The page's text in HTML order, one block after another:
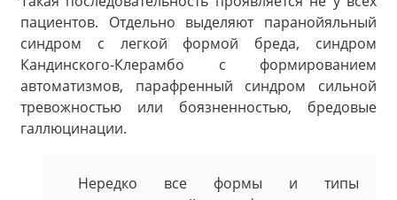
пациентов. Отдельно выделяют паранойяльный
синдром с легкой формой бреда, синдром
Кандинского-Клерамбо с формированием
автоматизмов, парафренный синдром сильной
тревожностью или боязненностью, бредовые
галлюцинации.
Нередко все формы и типы